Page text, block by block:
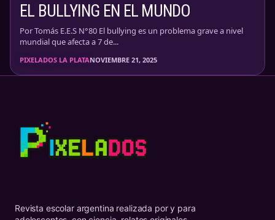
EL BULLYING EN EL MUNDO
Por Tomás E.E.S N°80 El bullying es un problema grave a nivel
mundial que afecta a 7 de...
PIXELADOS LA PLATANOVIEMBRE 21, 2025
Revista escolar argentina realizada por y para